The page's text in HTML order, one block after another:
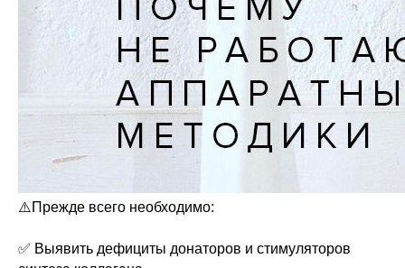
⚠️Прежде всего необходимо:
✅ Выявить дефициты донаторов и стимуляторов